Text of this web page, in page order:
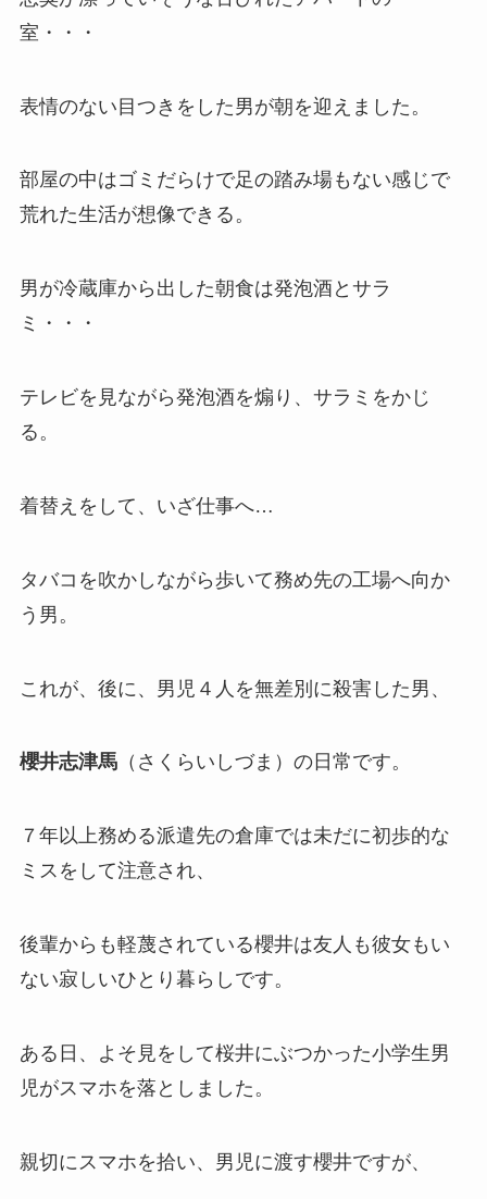
室・・・
表情のない目つきをした男が朝を迎えました。
部屋の中はゴミだらけで足の踏み場もない感じで
荒れた生活が想像できる。
男が冷蔵庫から出した朝食は発泡酒とサラ
ミ・・・
テレビを見ながら発泡酒を煽り、サラミをかじ
る。
着替えをして、いざ仕事へ…
タバコを吹かしながら歩いて務め先の工場へ向か
う男。
これが、後に、男児４人を無差別に殺害した男、
櫻井志津馬（さくらいしづま）の日常です。
７年以上務める派遣先の倉庫では未だに初歩的な
ミスをして注意され、
後輩からも軽蔑されている櫻井は友人も彼女もい
ない寂しいひとり暮らしです。
ある日、よそ見をして桜井にぶつかった小学生男
児がスマホを落としました。
親切にスマホを拾い、男児に渡す櫻井ですが、